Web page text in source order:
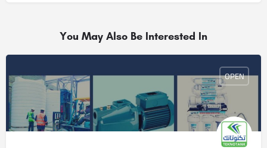
You May Also Be Interested In
OPEN